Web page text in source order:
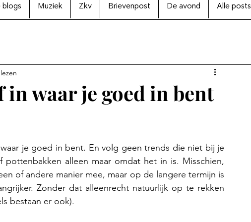
blogs Muziek Zkv Brievenpost De avond Alle posts
waar je goed in bent
je goed in bent. En volg geen trends die niet bij je
alleen maar omdat het in is. Misschien,
of andere manier mee, maar op de langere termijn is
Zonder dat alleenrecht natuurlijk op te rekken
bestaan er ook).